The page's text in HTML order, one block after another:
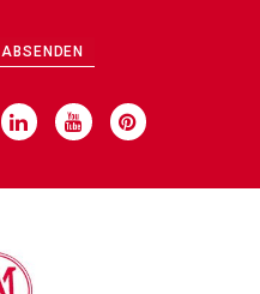
ABSENDEN